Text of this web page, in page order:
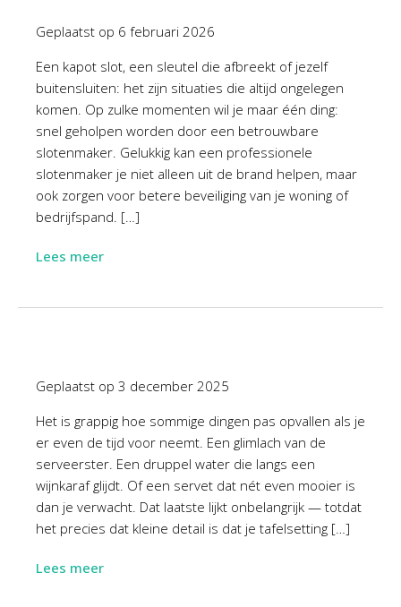
Geplaatst op 6 februari 2026
Een kapot slot, een sleutel die afbreekt of jezelf
buitensluiten: het zijn situaties die altijd ongelegen
komen. Op zulke momenten wil je maar één ding:
snel geholpen worden door een betrouwbare
slotenmaker. Gelukkig kan een professionele
slotenmaker je niet alleen uit de brand helpen, maar
ook zorgen voor betere beveiliging van je woning of
bedrijfspand. […]
Lees meer
Geplaatst op 3 december 2025
Het is grappig hoe sommige dingen pas opvallen als je
er even de tijd voor neemt. Een glimlach van de
serveerster. Een druppel water die langs een
wijnkaraf glijdt. Of een servet dat nét even mooier is
dan je verwacht. Dat laatste lijkt onbelangrijk — totdat
het precies dat kleine detail is dat je tafelsetting […]
Lees meer